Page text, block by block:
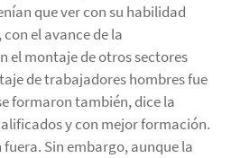
que ver con su habilidad
el avance de la
el montaje de otros sectores
de trabajadores hombres fue
formaron también, dice la
y con mejor formación.
Sin embargo, aunque la